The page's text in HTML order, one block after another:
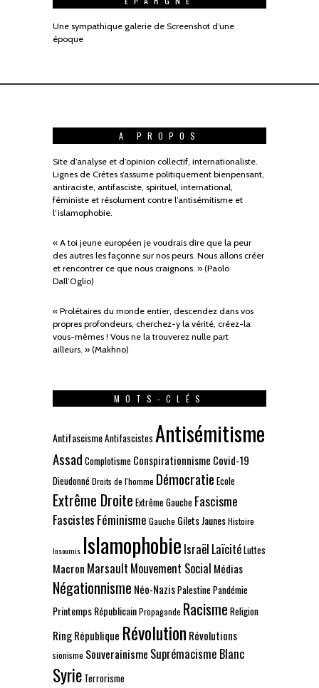
Une sympathique galerie de Screenshot d’une
époque
A PROPOS
Site d’analyse et d’opinion collectif, internationaliste.
Lignes de Crêtes s’assume politiquement bienpensant,
antiraciste, antifasciste, spirituel, international,
féministe et résolument contre l’antisémitisme et
l’islamophobie.
« A toi jeune européen je voudrais dire que la peur
des autres les façonne sur nos peurs. Nous allons créer
et rencontrer ce que nous craignons. » (Paolo
Dall’Oglio)
« Prolétaires du monde entier, descendez dans vos
propres profondeurs, cherchez-y la vérité, créez-la
vous-mêmes ! Vous ne la trouverez nulle part
ailleurs. » (Makhno)
MOTS-CLÉS
AntifascismeAntifascistes Antisémitisme
Assad Complotisme Conspirationnisme Covid-19
DieudonnéDroits de l'homme Démocratie Ecole
Extrême Droite Extrême Gauche Fascisme
Fascistes Féminisme Gauche Gilets JaunesHistoire
Insoumis Islamophobie Israël LaïcitéLuttes
Macron Marsault Mouvement Social Médias
Négationnisme Néo-NazisPalestinePandémie
Printemps RépublicainPropagande Racisme Religion
RingRépublique Révolution Révolutions
sionisme Souverainisme Suprémacisme Blanc
Syrie Terrorisme